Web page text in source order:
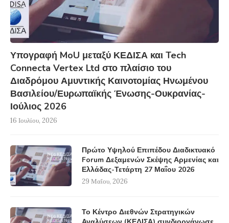
Υπογραφή MoU μεταξύ ΚΕΔΙΣΑ και Tech
Connecta Vertex Ltd στο πλαίσιο του
Διαδρόμου Αμυντικής Καινοτομίας Ηνωμένου
Βασιλείου/Ευρωπαϊκής Ένωσης-Ουκρανίας-
Ιούλιος 2026
16 Ιουλίου, 2026
Πρώτο Υψηλού Επιπέδου Διαδικτυακό
Forum Δεξαμενών Σκέψης Αρμενίας και
Ελλάδας-Τετάρτη 27 Μαΐου 2026
29 Μαΐου, 2026
Το Κέντρο Διεθνών Στρατηγικών